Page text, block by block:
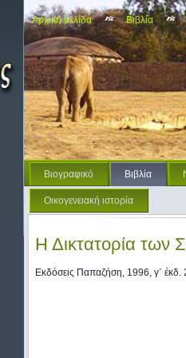
Αρχική σελίδα Βιβλία
Βιογραφικό Βιβλία
Οικογενειακή ιστορία
Η Δικτατορία των
Εκδόσεις Παπαζήση, 1996, γ΄ έκδ.